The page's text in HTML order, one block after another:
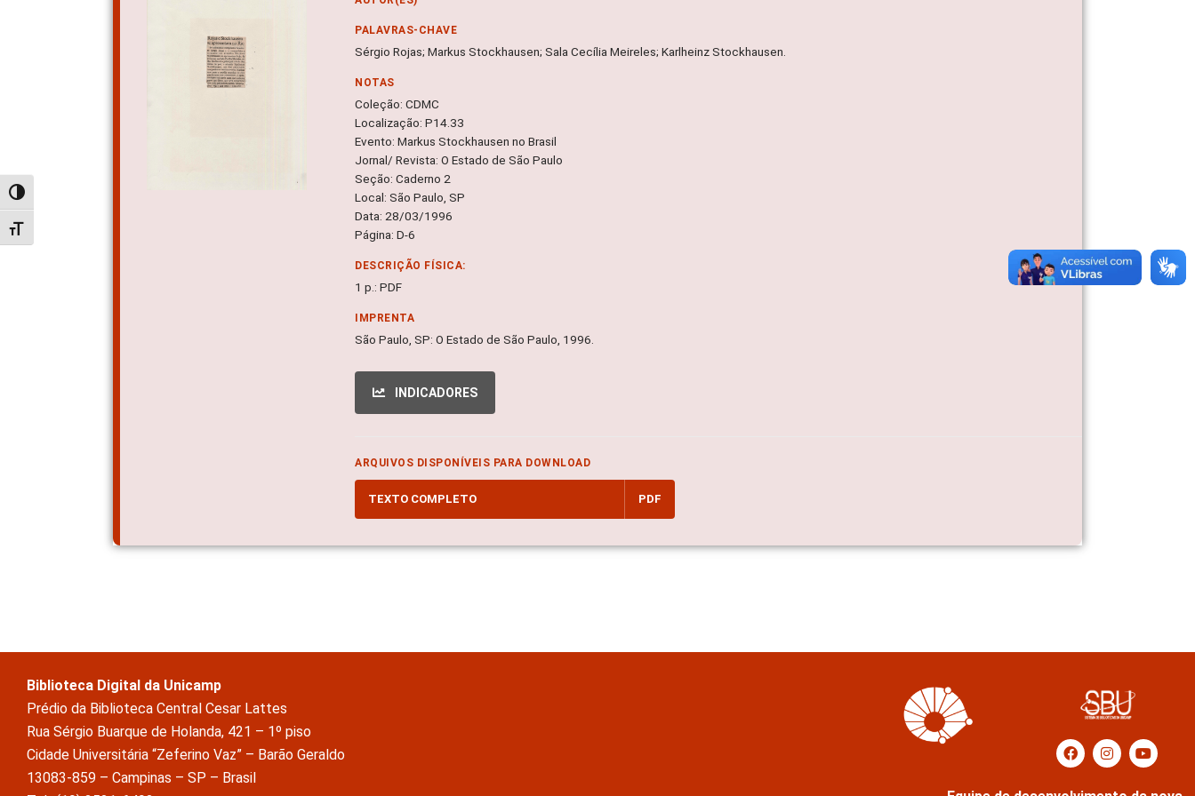
Alternar alto contraste
Alternar tamanho da fonte
PALAVRAS-CHAVE
Sérgio Rojas; Markus Stockhausen; Sala Cecília Meireles; Karlheinz Stockhausen.
NOTAS
Coleção: CDMC
Localização: P14.33
Evento: Markus Stockhausen no Brasil
Jornal/ Revista: O Estado de São Paulo
Seção: Caderno 2
Local: São Paulo, SP
Data: 28/03/1996
Página: D-6
DESCRIÇÃO FÍSICA:
1 p.: PDF
IMPRENTA
São Paulo, SP: O Estado de São Paulo, 1996.
INDICADORES
ARQUIVOS DISPONÍVEIS PARA DOWNLOAD
TEXTO COMPLETO PDF
Biblioteca Digital da Unicamp
Prédio da Biblioteca Central Cesar Lattes
Rua Sérgio Buarque de Holanda, 421 – 1º piso
Cidade Universitária “Zeferino Vaz” – Barão Geraldo
13083-859 – Campinas – SP – Brasil